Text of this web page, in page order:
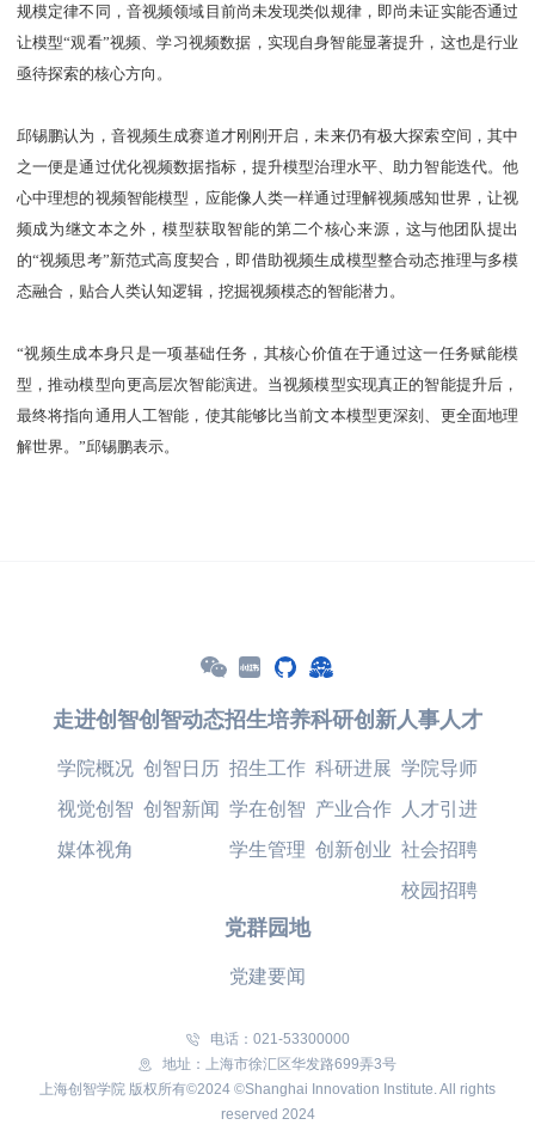
规模定律不同，音视频领域目前尚未发现类似规律，即尚未证实能否通过
让模型“观看”视频、学习视频数据，实现自身智能显著提升，这也是行业
亟待探索的核心方向。
邱锡鹏认为，音视频生成赛道才刚刚开启，未来仍有极大探索空间，其中
之一便是通过优化视频数据指标，提升模型治理水平、助力智能迭代。他
心中理想的视频智能模型，应能像人类一样通过理解视频感知世界，让视
频成为继文本之外，模型获取智能的第二个核心来源，这与他团队提出
的“视频思考”新范式高度契合，即借助视频生成模型整合动态推理与多模
态融合，贴合人类认知逻辑，挖掘视频模态的智能潜力。
“视频生成本身只是一项基础任务，其核心价值在于通过这一任务赋能模
型，推动模型向更高层次智能演进。当视频模型实现真正的智能提升后，
最终将指向通用人工智能，使其能够比当前文本模型更深刻、更全面地理
解世界。”邱锡鹏表示。
走进创智
学院概况
视觉创智
媒体视角
创智动态
创智日历
创智新闻
招生培养
招生工作
学在创智
学生管理
科研创新
科研进展
产业合作
创新创业
人事人才
学院导师
人才引进
社会招聘
校园招聘
党群园地
党建要闻
电话：021-53300000
地址：上海市徐汇区华发路699弄3号
上海创智学院 版权所有©2024 ©Shanghai Innovation Institute. All rights
reserved 2024